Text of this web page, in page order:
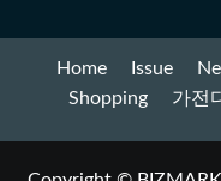
Home Issue
Shopping
가전